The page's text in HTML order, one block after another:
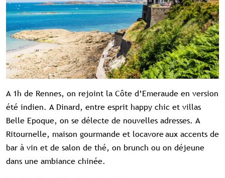
A 1h de Rennes, on rejoint la Côte d’Emeraude en version
été indien. A Dinard, entre esprit happy chic et villas
Belle Epoque, on se délecte de nouvelles adresses. A
Ritournelle, maison gourmande et locavore aux accents de
bar à vin et de salon de thé, on brunch ou on déjeune
dans une ambiance chinée.